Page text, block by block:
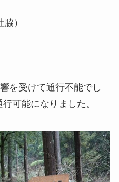
）
を受けて通行不能でし
可能になりました。